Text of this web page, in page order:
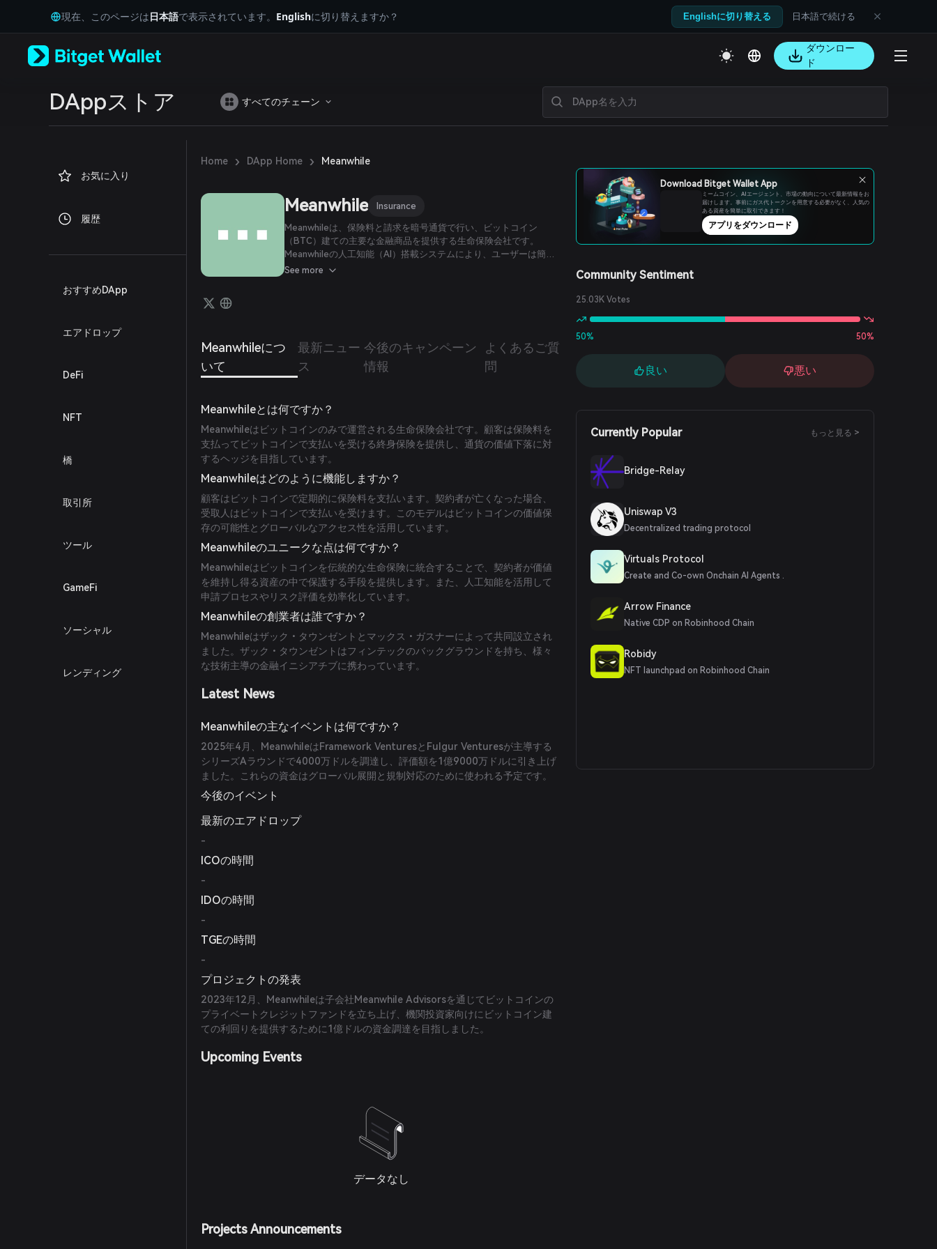
Tiếng Việt
Русский
Español (Latinoamérica)
Português (Portugal)
Bahasa Indonesia
Español (Argentina)
現在、このページは日本語で表示されています。 Englishに切り替えますか？ Englishに切り替える 日本語で続ける
ダウンロー
ド
DAppストア すべてのチェーン
お気に入り
履歴
おすすめDApp
エアドロップ
DeFi
NFT
橋
取引所
ツール
GameFi
ソーシャル
レンディング
Home › DApp Home › Meanwhile
Meanwhile Insurance
Meanwhileは、保険料と請求を暗号通貨で行い、ビットコイン
（BTC）建ての主要な金融商品を提供する生命保険会社です。
Meanwhileの人工知能（AI）搭載システムにより、ユーザーは簡単
にBTC生命保険の申請を行うことができ、保険契約者のビットコイ
See more
Meanwhileにつ
いて
最新ニュー
ス
今後のキャンペーン
情報
よくあるご質
問
Meanwhileとは何ですか？
Meanwhileはビットコインのみで運営される生命保険会社です。顧客は保険料を
支払ってビットコインで支払いを受ける終身保険を提供し、通貨の価値下落に対
するヘッジを目指しています。
Meanwhileはどのように機能しますか？
顧客はビットコインで定期的に保険料を支払います。契約者が亡くなった場合、
受取人はビットコインで支払いを受けます。このモデルはビットコインの価値保
存の可能性とグローバルなアクセス性を活用しています。
Meanwhileのユニークな点は何ですか？
Meanwhileはビットコインを伝統的な生命保険に統合することで、契約者が価値
を維持し得る資産の中で保護する手段を提供します。また、人工知能を活用して
申請プロセスやリスク評価を効率化しています。
Meanwhileの創業者は誰ですか？
Meanwhileはザック・タウンゼントとマックス・ガスナーによって共同設立され
ました。ザック・タウンゼントはフィンテックのバックグラウンドを持ち、様々
な技術主導の金融イニシアチブに携わっています。
Latest News
Meanwhileの主なイベントは何ですか？
2025年4月、MeanwhileはFramework VenturesとFulgur Venturesが主導する
シリーズAラウンドで4000万ドルを調達し、評価額を1億9000万ドルに引き上げ
ました。これらの資金はグローバル展開と規制対応のために使われる予定です。
今後のイベント
最新のエアドロップ
-
ICOの時間
-
IDOの時間
-
TGEの時間
-
プロジェクトの発表
2023年12月、Meanwhileは子会社Meanwhile Advisorsを通じてビットコインの
プライベートクレジットファンドを立ち上げ、機関投資家向けにビットコイン建
ての利回りを提供するために1億ドルの資金調達を目指しました。
Upcoming Events
データなし
Projects Announcements
Download Bitget Wallet App
ミームコイン、AIエージェント、市場の動向について最新情報をお
届けします。事前にガス代トークンを用意する必要がなく、人気の
ある資産を簡単に取引できます！
アプリをダウンロード
Community Sentiment
25.03K Votes
50% 50%
良い 悪い
Currently Popular もっと見る >
Bridge-Relay
Uniswap V3
Decentralized trading protocol
Virtuals Protocol
Create and Co-own Onchain AI Agents .
Arrow Finance
Native CDP on Robinhood Chain
Robidy
NFT launchpad on Robinhood Chain